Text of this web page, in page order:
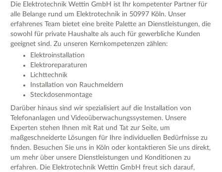
Die Elektrotechnik Wettin GmbH ist Ihr kompetenter Partner für
alle Belange rund um Elektrotechnik in 50997 Köln. Unser
erfahrenes Team bietet eine breite Palette an Dienstleistungen, die
sowohl für private Haushalte als auch für gewerbliche Kunden
geeignet sind. Zu unseren Kernkompetenzen zählen:
Elektroinstallation
Elektroreparaturen
Lichttechnik
Installation von Rauchmeldern
Steckdosenmontage
Darüber hinaus sind wir spezialisiert auf die Installation von
Telefonanlagen und Videoüberwachungssystemen. Unsere
Experten stehen Ihnen mit Rat und Tat zur Seite, um
maßgeschneiderte Lösungen für Ihre individuellen Bedürfnisse zu
finden. Besuchen Sie uns in Köln oder kontaktieren Sie uns direkt,
um mehr über unsere Dienstleistungen und Konditionen zu
erfahren. Die Elektrotechnik Wettin GmbH freut sich darauf,